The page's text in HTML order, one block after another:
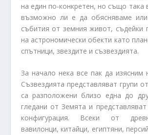
на един по-конкретен, но също така
възможно ли е да обясняваме или
събития от земния живот, съдейки
на астрономически обекти като
спътници, звездите и съзвездията.
За начало нека все пак да изясним
Съзвездията представляват групи
са разположени близо една до
гледани от Земята и
конфигурация. Всеки от
вавилонци, китайци, египтяни,